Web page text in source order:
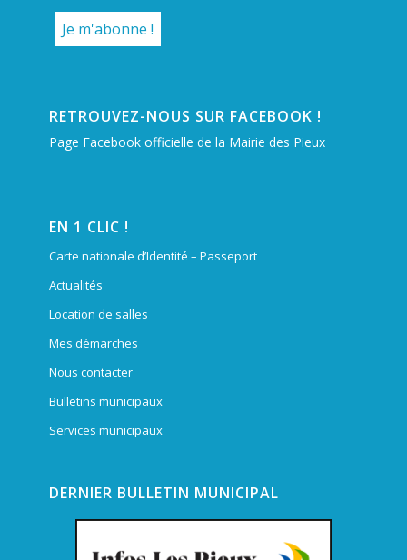
RETROUVEZ-NOUS SUR FACEBOOK !
Page Facebook officielle de la Mairie des Pieux
EN 1 CLIC !
Carte nationale d’Identité – Passeport
Actualités
Location de salles
Mes démarches
Nous contacter
Bulletins municipaux
Services municipaux
DERNIER BULLETIN MUNICIPAL